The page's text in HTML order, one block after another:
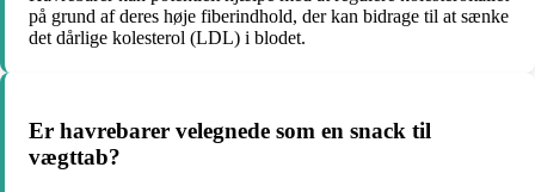
på grund af deres høje fiberindhold, der kan bidrage til at sænke
det dårlige kolesterol (LDL) i blodet.
Er havrebarer velegnede som en snack til
vægttab?